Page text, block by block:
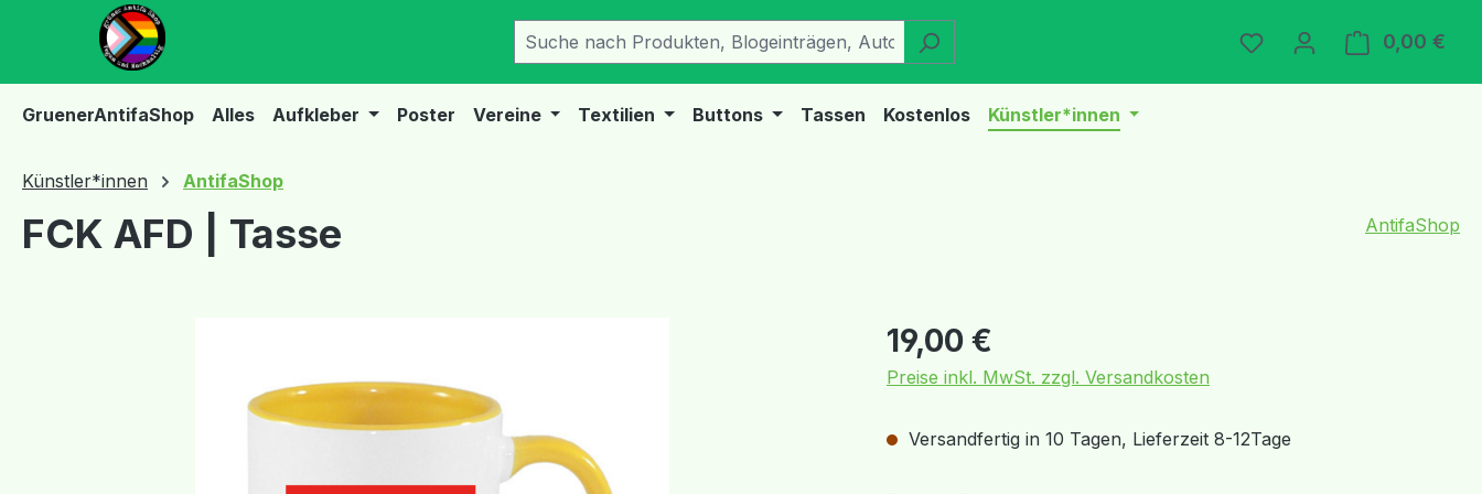
Hauptinhalt springen
Zur Suche springen
Zur Hauptnavigation springen
Du hast 0 Produkte auf
0,00 €
GruenerAntifaShop Alles Aufkleber Poster Vereine Textilien Buttons Tassen Kostenlos Künstler*innen
Künstler*innen AntifaShop
FCK AFD | Tasse AntifaShop
Regulärer Preis:
19,00 €
Preise inkl. MwSt. zzgl. Versandkosten
Versandfertig in 10 Tagen, Lieferzeit 8-12Tage